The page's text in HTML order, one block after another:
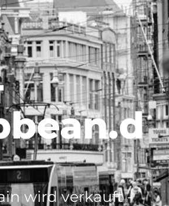
wird verkauft -